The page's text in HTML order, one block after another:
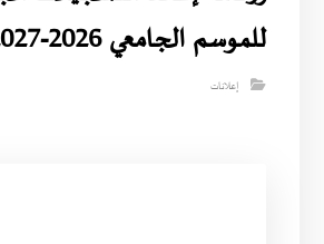
للموسم الجامعي 2026-2027
إعلانات